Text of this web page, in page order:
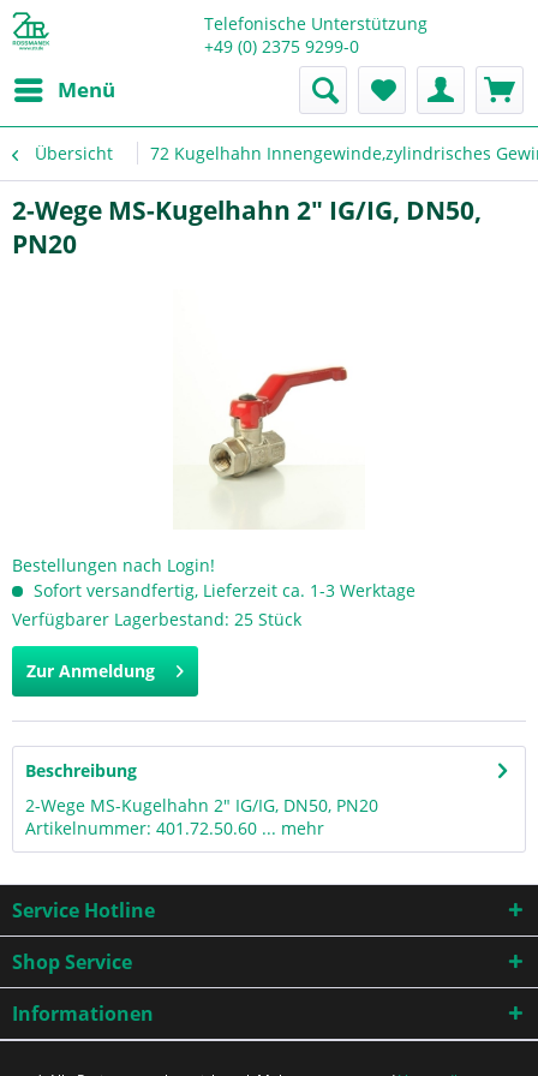
Telefonische Unterstützung
+49 (0) 2375 9299-0
Menü
Übersicht 72 Kugelhahn Innengewinde,zylindrisches
2-Wege MS-Kugelhahn 2" IG/IG, DN50,
PN20
Bestellungen nach Login!
Sofort versandfertig, Lieferzeit ca. 1-3 Werktage
Verfügbarer Lagerbestand: 25 Stück
Zur Anmeldung
Beschreibung
2-Wege MS-Kugelhahn 2" IG/IG, DN50, PN20
Artikelnummer: 401.72.50.60 ... mehr
Service Hotline
Shop Service
Informationen